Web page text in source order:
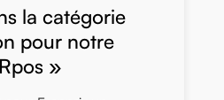
la catégorie
pour notre
»